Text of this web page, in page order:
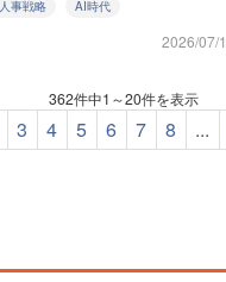
人事戦略 AI時代
2026/07/
362件中1～20件を表示
3 4 5 6 7 8 ...